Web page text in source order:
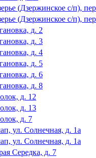
(Дзержинское с/п),
(Дзержинское с/п),
д. 2
д. 3
д. 4
д. 5
д. 6
д. 8
д. 12
д. 13
д. 7
ул. Солнечная, д. 1а
ул. Солнечная, д. 1а
Середка, д. 7